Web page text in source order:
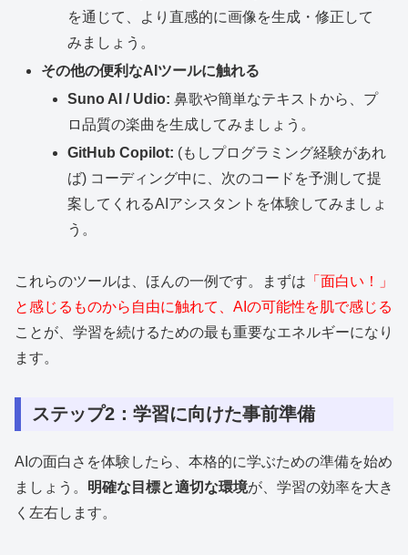
を通じて、より直感的に画像を生成・修正して
みましょう。
その他の便利なAIツールに触れる
Suno AI / Udio: 鼻歌や簡単なテキストから、プ
ロ品質の楽曲を生成してみましょう。
GitHub Copilot: (もしプログラミング経験があれ
ば) コーディング中に、次のコードを予測して提
案してくれるAIアシスタントを体験してみましょ
う。
これらのツールは、ほんの一例です。まずは 「面白い！」
と感じるものから自由に触れて、AIの可能性を肌で感じる
ことが、学習を続けるための最も重要なエネルギーになり
ます。
ステップ2：学習に向けた事前準備
AIの面白さを体験したら、本格的に学ぶための準備を始め
ましょう。 明確な目標と適切な環境が、学習の効率を大き
く左右します。